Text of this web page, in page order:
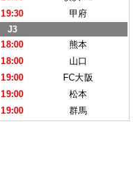
19:30
甲府
J3
18:00
熊本
18:00
山口
19:00
FC大阪
19:00
松本
19:00 群馬